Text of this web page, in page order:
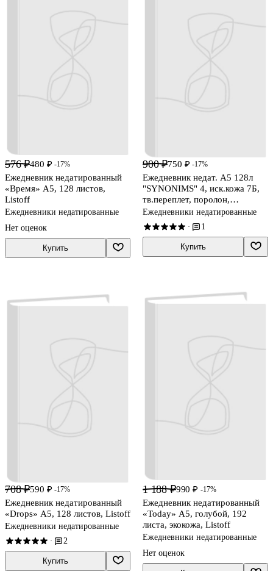
576 ₽480 ₽ -17%
Ежедневник недатированный
«Время» А5, 128 листов,
Listoff
Ежедневники недатированные
Нет оценок
Купить
900 ₽750 ₽ -17%
Ежедневник недат. А5 128л
"SYNONIMS" 4, иск.кожа 7Б,
тв.переплет, поролон,
скругл.углы, офсет
Ежедневники недатированные
· 1
Купить
708 ₽590 ₽ -17%
Ежедневник недатированный
«Drops» А5, 128 листов, Listoff
Ежедневники недатированные
· 2
Купить
1 188 ₽990 ₽ -17%
Ежедневник недатированный
«Today» А5, голубой, 192
листа, экокожа, Listoff
Ежедневники недатированные
Нет оценок